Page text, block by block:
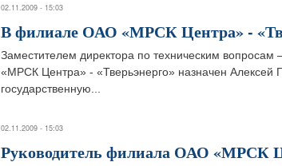
02.11.2009 - 15:03
В филиале ОАО «МРСК Центра» -
Заместителем директора по техническим
«МРСК Центра» - «Тверьэнерго» назначен Алексей
государственную...
02.11.2009 - 15:03
Руководитель филиала ОАО «МРСК